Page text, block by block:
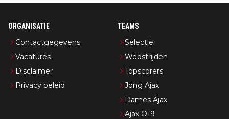
ORGANISATIE
Contactgegevens
Vacatures
Disclaimer
Privacy beleid
TEAMS
Selectie
Wedstrijden
Topscorers
Jong Ajax
Dames Ajax
Ajax O19